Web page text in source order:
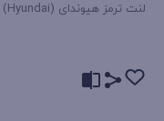
لنت ترمز هیوندای (Hyundai)